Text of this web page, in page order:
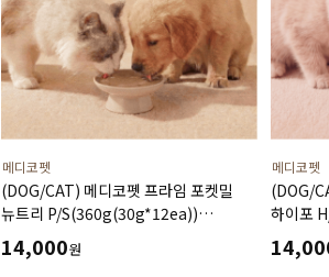
메디코펫
(DOG/CAT) 메디코펫 프라임 포켓밀
뉴트리 P/S(360g(30g*12ea))
복약지도에 도움주는 가수분해 오리
처방캔
14,000원
메디코펫
(DOG/
하이포
피모 장
연어 처